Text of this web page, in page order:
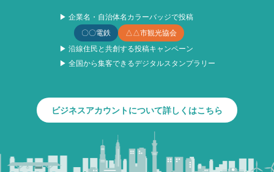
▶ 企業名・自治体名カラーバッジで投稿
〇〇電鉄
△△市観光協会
▶ 沿線住民と共創する投稿キャンペーン
▶ 全国から集客できるデジタルスタンプラリー
ビジネスアカウントについて詳しくはこちら